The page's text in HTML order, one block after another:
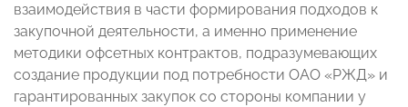
взаимодействия в части формирования подходов к
закупочной деятельности, а именно применение
методики офсетных контрактов, подразумевающих
создание продукции под потребности ОАО «РЖД» и
гарантированных закупок со стороны компании у